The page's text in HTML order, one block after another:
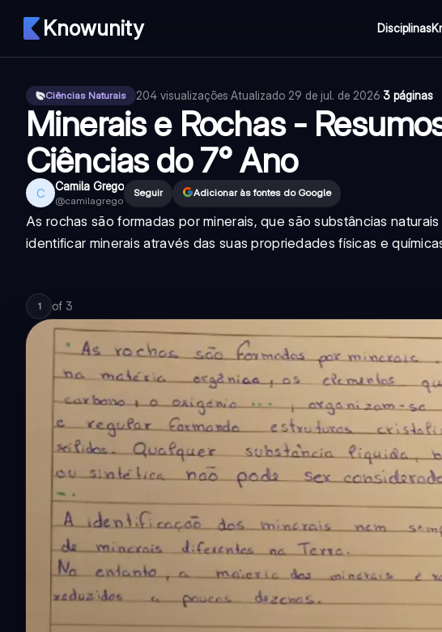
Knowunity Disciplinas
Ciências Naturais 204 visualizações·Atualizado 29 de jul. de 2026·3 páginas
Minerais e Rochas -
Ciências do 7° Ano
C Camila Grego
@camilagrego
Seguir Adicionar às fontes do Google
As rochas são formadas por minerais, que são substâncias
identificar minerais através das suas propriedades físicas e
1 of 3